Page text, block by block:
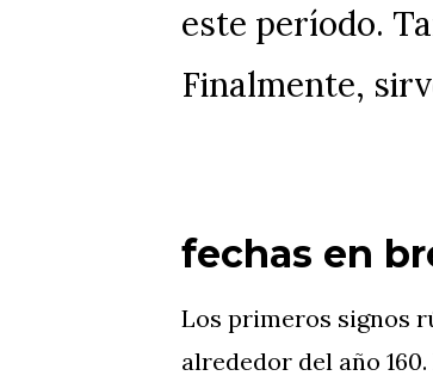
este período.
Finalmente,
fechas en
Los primeros signos
alrededor del año